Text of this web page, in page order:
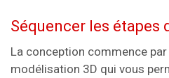
Séquencer les étapes
La conception commence
modélisation 3D qui vous